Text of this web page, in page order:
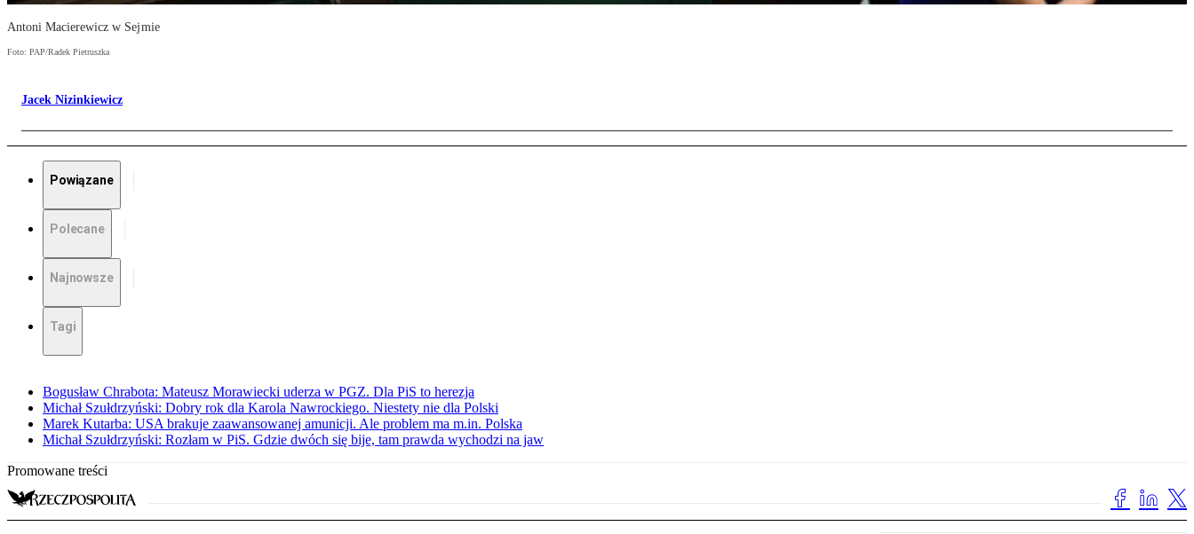
Antoni Macierewicz w Sejmie
Foto: PAP/Radek Pietruszka
Jacek Nizinkiewicz
Powiązane
Polecane
Najnowsze
Tagi
Bogusław Chrabota: Mateusz Morawiecki uderza w PGZ. Dla PiS to herezja
Michał Szułdrzyński: Dobry rok dla Karola Nawrockiego. Niestety nie dla Polski
Marek Kutarba: USA brakuje zaawansowanej amunicji. Ale problem ma m.in. Polska
Michał Szułdrzyński: Rozłam w PiS. Gdzie dwóch się bije, tam prawda wychodzi na jaw
Promowane treści